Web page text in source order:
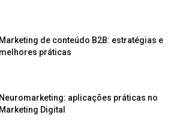
Marketing de conteúdo B2B: estratégias e
melhores práticas
Neuromarketing: aplicações práticas no
Marketing Digital